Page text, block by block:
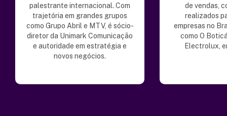
palestrante internacional. Com
trajetória em grandes grupos
como Grupo Abril e MTV, é sócio-
diretor da Unimark Comunicação
e autoridade em estratégia e
novos negócios.
de vendas,
realizados
empresas no
como O
Electrolux,